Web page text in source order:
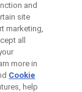
y otros
u
de sus
Queda
en forma
por escrito
and
site
marketing,
all
more in
Cookie
help